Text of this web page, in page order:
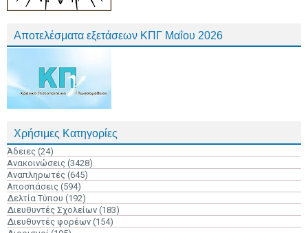
Αποτελέσματα εξετάσεων ΚΠΓ Μαΐου 2026
Χρήσιμες Κατηγορίες
Άδειες (24)
Ανακοινώσεις (3428)
Αναπληρωτές (645)
Αποσπάσεις (594)
Δελτία Τύπου (192)
Διευθυντές Σχολείων (183)
Διευθυντές φορέων (154)